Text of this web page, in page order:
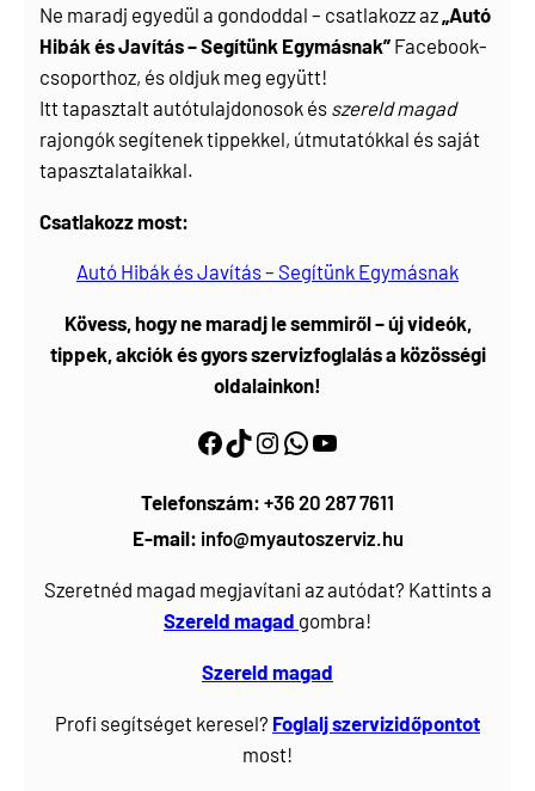
Ne maradj egyedül a gondoddal – csatlakozz az „Autó
Hibák és Javítás – Segítünk Egymásnak” Facebook-
csoporthoz, és oldjuk meg együtt!
Itt tapasztalt autótulajdonosok és szereld magad
rajongók segítenek tippekkel, útmutatókkal és saját
tapasztalataikkal.
Csatlakozz most:
Autó Hibák és Javítás – Segítünk Egymásnak
Kövess, hogy ne maradj le semmiről – új videók,
tippek, akciók és gyors szervizfoglalás a közösségi
oldalainkon!
Facebook https://www.tiktok.com/@myautoszerviz.hu https://www.instagram.com/myautoszerviz.hu/ wa.me/36202877611 YouTube
Telefonszám: +36 20 287 7611
E-mail: info@myautoszerviz.hu
Szeretnéd magad megjavítani az autódat? Kattints a
Szereld magad gombra!
Szereld magad
Profi segítséget keresel? Foglaljszervizidőpontot
most!